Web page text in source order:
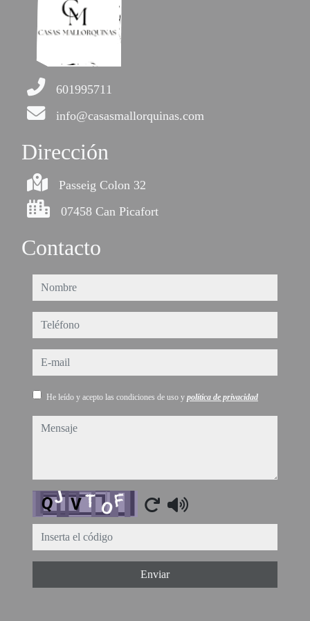
601995711
info@casasmallorquinas.com
Dirección
Passeig Colon 32
07458 Can Picafort
Contacto
nombre
teléfono
e-mail
He leído y acepto las condiciones de uso y política de privacidad
mensaje
Captcha
Enviar